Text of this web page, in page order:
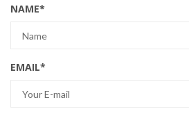
NAME*
EMAIL*